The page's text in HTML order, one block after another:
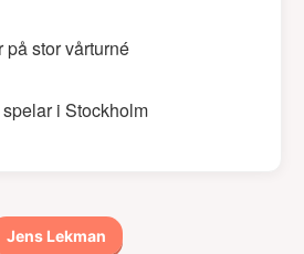
stor vårturné
i Stockholm
Jens Lekman